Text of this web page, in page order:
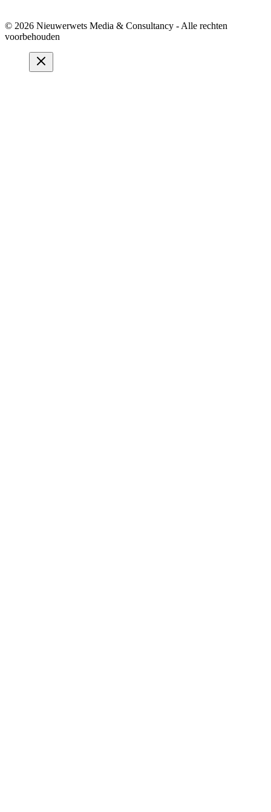
© 2026 Nieuwerwets Media & Consultancy - Alle rechten
voorbehouden